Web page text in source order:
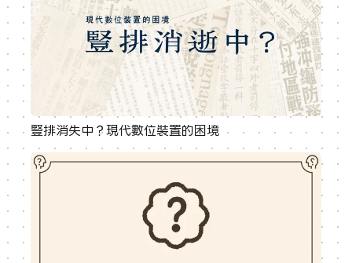
豎排消失中？現代數位裝置的困境